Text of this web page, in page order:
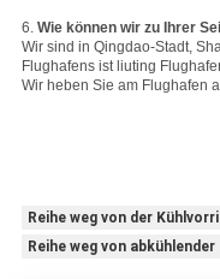
6. Wie können wir zu Ihrer
Wir sind in Qingdao-Stadt,
Flughafens ist liuting
Wir heben Sie am Flughafen
Reihe weg von der
Reihe weg von